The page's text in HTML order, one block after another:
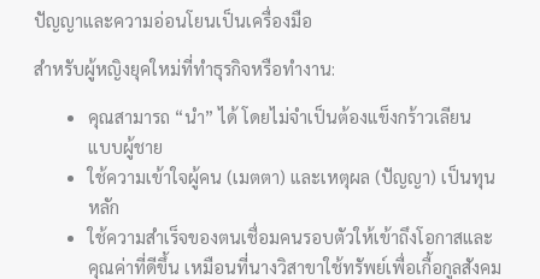
ปัญญาและความอ่อนโยนเป็นเครื่องมือ
สำหรับผู้หญิงยุคใหม่ที่ทำธุรกิจหรือทำงาน:
คุณสามารถ “นำ” ได้ โดยไม่จำเป็นต้องแข็งกร้าวเลียน
แบบผู้ชาย
ใช้ความเข้าใจผู้คน (เมตตา) และเหตุผล (ปัญญา) เป็นทุน
หลัก
ใช้ความสำเร็จของตนเชื่อมคนรอบตัวให้เข้าถึงโอกาสและ
คุณค่าที่ดีขึ้น เหมือนที่นางวิสาขาใช้ทรัพย์เพื่อเกื้อกูลสังคม